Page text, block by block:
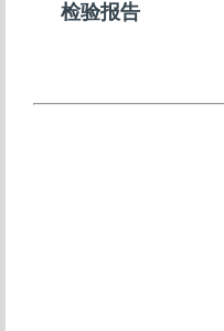
检验报告